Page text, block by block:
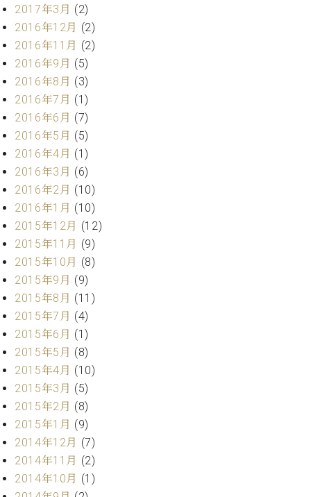
C.BECHSTEIN
Digital(ベ
ヒ
シ
ュ
タ
イ
ン
デ
ジ
タ
ル)
ーロ
ピア
ノ特
古】
イ
ベ
ン
ト
報
八
王
子
工
房
ロ
グ
ア
ク
セ
お
問
い
合
わ
せ
2017年3月 (2)
2016年12月 (2)
2016年11月 (2)
2016年9月 (5)
2016年8月 (3)
2016年7月 (1)
2016年6月 (7)
2016年5月 (5)
2016年4月 (1)
2016年3月 (6)
2016年2月 (10)
2016年1月 (10)
2015年12月 (12)
2015年11月 (9)
2015年10月 (8)
2015年9月 (9)
2015年8月 (11)
2015年7月 (4)
2015年6月 (1)
2015年5月 (8)
2015年4月 (10)
2015年3月 (5)
2015年2月 (8)
2015年1月 (9)
2014年12月 (7)
2014年11月 (2)
2014年10月 (1)